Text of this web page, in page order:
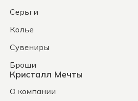
Серьги
Колье
Сувениры
Броши
Кристалл Мечты
О компании